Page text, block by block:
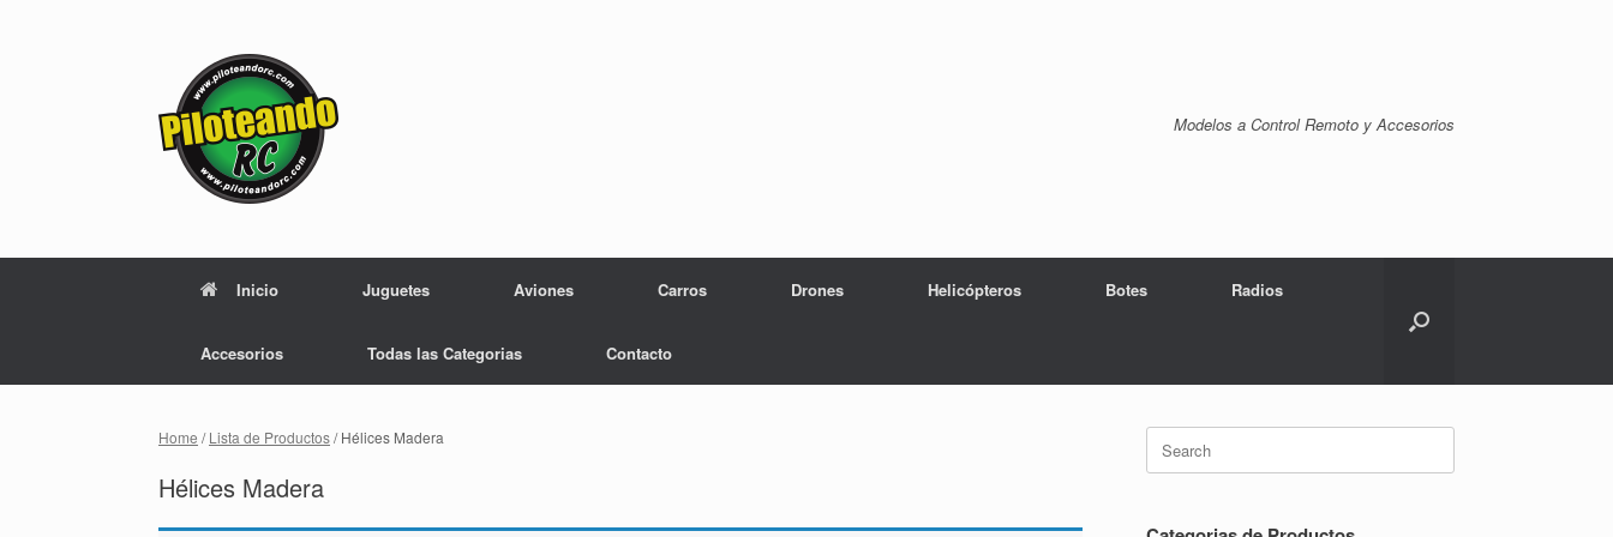
Modelos a Control Remoto y Accesorios
Inicio Juguetes Aviones Carros Drones Helicópteros Botes Radios
Accesorios Todas las Categorias Contacto
Home /Lista de Productos/ Hélices Madera
Hélices Madera
Search
for: